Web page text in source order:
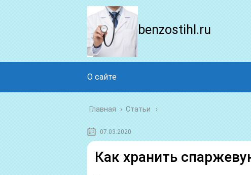
benzostihl.ru
О сайте
Главная › Статьи
07.03.2020
Как хранить